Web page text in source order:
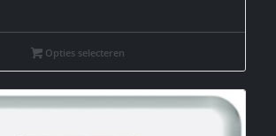
Opties selecteren